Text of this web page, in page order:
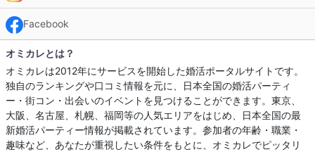
Facebook
オミカレとは？
オミカレは2012年にサービスを開始した婚活ポータルサイトです。
独自のランキングや口コミ情報を元に、日本全国の婚活パーティ
ー・街コン・出会いのイベントを見つけることができます。東京、
大阪、名古屋、札幌、福岡等の人気エリアをはじめ、日本全国の最
新婚活パーティー情報が掲載されています。参加者の年齢・職業・
趣味など、あなたが重視したい条件をもとに、オミカレでピッタリ